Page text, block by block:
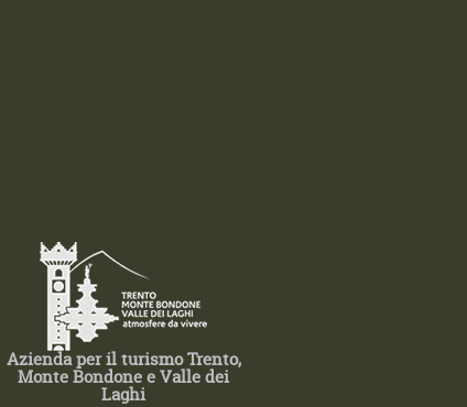
Azienda per il turismo Trento,
Monte Bondone e Valle dei
Laghi